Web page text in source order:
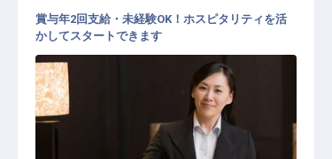
賞与年2回支給・未経験OK！ホスピタリティを活
かしてスタートできます